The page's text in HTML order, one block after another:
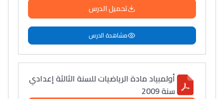
تحميل الدرس
مشاهدة الدرس
أولمبياد مادة الرياضيات للسنة الثالثة إعدادي
سنة 2009